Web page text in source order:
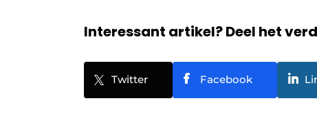
Interessant artikel? Deel het
Twitter Facebook